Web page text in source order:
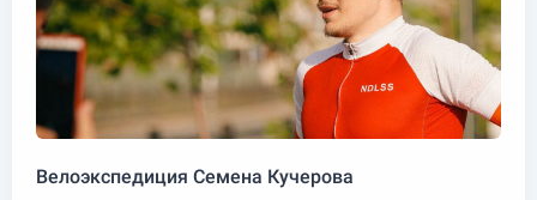
Велоэкспедиция Семена Кучерова